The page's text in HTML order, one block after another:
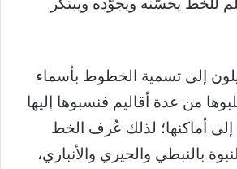
إلى تسمية الخطوط بأسماء
من عدة أقاليم فنسبوها إليها
أماكنها؛ لذلك عُرف الخط
بالنبطي والحيري والأنباري،